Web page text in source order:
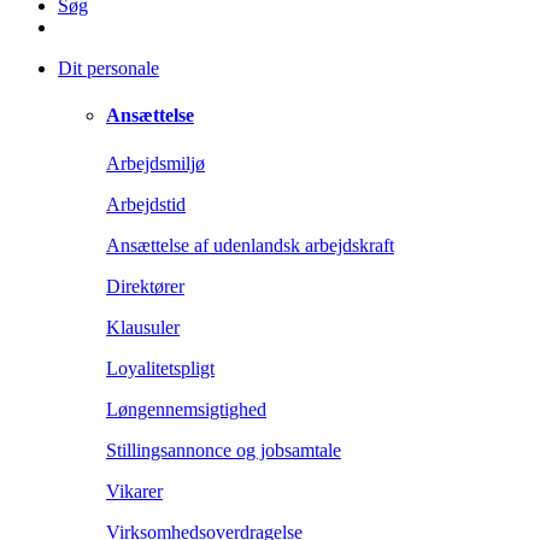
Søg
Dit personale
Ansættelse
Arbejdsmiljø
Arbejdstid
Ansættelse af udenlandsk arbejdskraft
Direktører
Klausuler
Loyalitetspligt
Løngennemsigtighed
Stillingsannonce og jobsamtale
Vikarer
Virksomhedsoverdragelse